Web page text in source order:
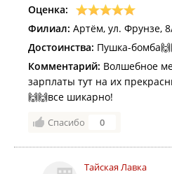
Владивостоке, при этом клиент
ожидание и риски, связанные с
Таиланда.
Доставка по Владивостоку и
партий.
ИП Михайлов Д. В.
Филиалы находятся в ТРК "
Седанка Сити".
Оценка:
Филиал: Артём, ул. Фрунзе,
Достоинства: Пушка-
Комментарий: Волшебное
зарплаты тут на их
🙌🙌все шикарно!
Спасибо 0
Тайская Лавка